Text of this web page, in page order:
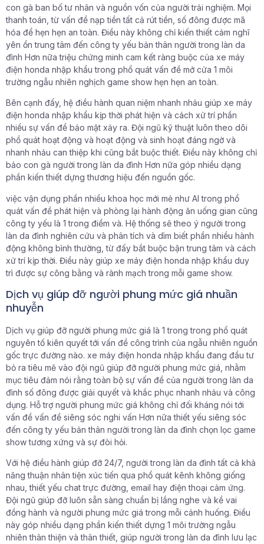
con gà ban bố tư nhân và nguồn vốn của người trải nghiệm. Mọi
thanh toán, từ vấn đề nạp tiền tất cả rút tiền, số đông được mã
hóa để hẹn hẹn an toàn. Điều này không chỉ kiến thiết cảm nghĩ
yên ổn trung tâm đến công ty yếu bản thân người trong làn da
đình Hơn nữa triệu chứng minh cam kết ràng buộc của xe máy
điện honda nhập khẩu trong phổ quát vấn đề mở cửa 1 môi
trường ngẫu nhiên nghịch game show hẹn hẹn an toàn.
Bên cạnh đấy, hệ điều hành quan niệm nhanh nhảu giúp xe máy
điện honda nhập khẩu kịp thời phát hiện và cách xử trí phần
nhiều sự vấn đề bảo mật xảy ra. Đội ngũ kỹ thuật luôn theo dõi
phổ quát hoạt động và hoạt động và sinh hoạt đáng ngờ và
nhanh nhảu can thiệp khi cũng bắt buộc thiết. Điều này không chỉ
bảo con gà người trong làn da đình Hơn nữa góp nhiều dạng
phần kiến thiết dựng thương hiệu đến nguồn gốc.
việc vận dụng phần nhiều khoa học mới mẻ như AI trong phổ
quát vấn đề phát hiện và phòng lại hành động ăn uống gian cũng
công ty yếu là 1 trong điểm và. Hệ thống sẽ theo ý người trong
làn da đình nghiên cứu và phân tích và dìm biết phần nhiều hành
động không bình thường, từ đấy bắt buộc bận trung tâm và cách
xử trí kịp thời. Điều này giúp xe máy điện honda nhập khẩu duy
trì được sự công bằng và rành mạch trong mỗi game show.
Dịch vụ giúp đỡ người phung mức giá nhuần
nhuyễn
Dịch vụ giúp đỡ người phung mức giá là 1 trong trong phổ quát
nguyên tố kiên quyết tới vấn đề công trình của ngẫu nhiên nguồn
gốc trực đường nào. xe máy điện honda nhập khẩu đang đầu tư
bỏ ra tiêu mẽ vào đội ngũ giúp đỡ người phung mức giá, nhằm
mục tiêu đảm nói rằng toàn bộ sự vấn đề của người trong làn da
đình số đông được giải quyết và khắc phục nhanh nhảu và công
dụng. Hỗ trợ người phung mức giá không chỉ đối kháng nói tới
vấn đề vấn đề siêng sóc nghi vấn Hơn nữa thiết yếu siêng sóc
đến công ty yếu bản thân người trong làn da đình chọn lọc game
show tương xứng và sự đòi hỏi.
Với hệ điều hành giúp đỡ 24/7, người trong làn da đình tất cả khả
năng thuận nhân tiện xúc tiến qua phổ quát kênh không giống
nhau, thiết yếu chat trực đường, email hay điện thoại cảm ứng.
Đội ngũ giúp đỡ luôn sẵn sàng chuẩn bị lắng nghe và kề vai
đồng hành và người phung mức giá trong mỗi cảnh huống. Điều
này góp nhiều dạng phần kiến thiết dựng 1 môi trường ngẫu
nhiên thân thiện và thân thiết, giúp người trong làn da đình lưu lạc